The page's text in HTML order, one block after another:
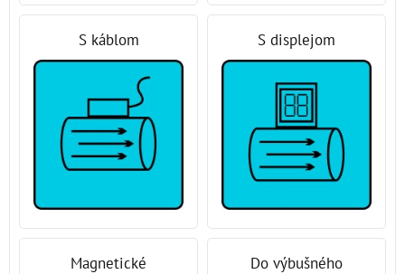
S káblom S displejom
Magnetické
Do výbušného